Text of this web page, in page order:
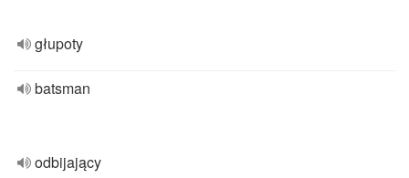
głupoty
batsman
odbijający